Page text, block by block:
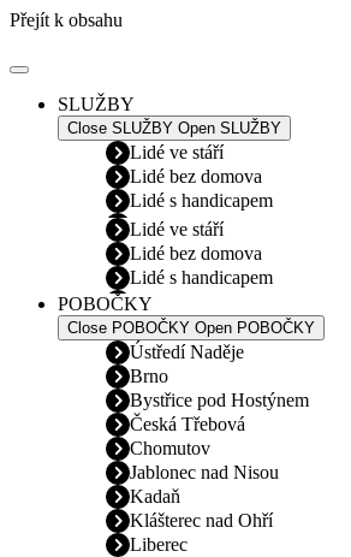
Přejít k obsahu
SLUŽBY
Close SLUŽBY Open SLUŽBY
Lidé ve stáří
Lidé bez domova
Lidé s handicapem
Lidé ve stáří
Lidé bez domova
Lidé s handicapem
POBOČKY
Close POBOČKY Open POBOČKY
Ústředí Naděje
Brno
Bystřice pod Hostýnem
Česká Třebová
Chomutov
Jablonec nad Nisou
Kadaň
Klášterec nad Ohří
Liberec